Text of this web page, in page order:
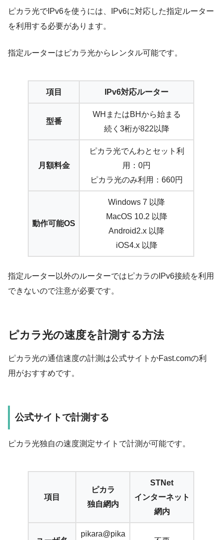
ピカラ光でIPv6を使うには、
IPv6に対応した指定ルーター
を利用する必要があります。
指定ルーターはピカラ光からレンタル可能です。
項目 IPv6対応ルーター
型番
WHまたはBHから始まる
続く3桁が822以降
月額料金
ピカラ光でんわとセット利
用：0円
ピカラ光のみ利用：660円
動作可能OS
Windows 7 以降
MacOS 10.2 以降
Android2.x 以降
iOS4.x 以降
指定ルーター以外のルーターではピカラのIPv6接続を利用
できないので注意が必要です。
ピカラ光の速度を計測する方法
ピカラ光の通信速度の計測は公式サイトかFast.comの利
用がおすすめです。
公式サイトで計測する
ピカラ光独自の速度測定サイトで計測が可能です。
項目
ピカラ
独自網内
STNet
インターネット
網内
pikara@pika